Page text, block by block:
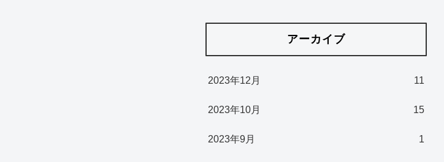
アーカイブ
2023年12月 11
2023年10月 15
2023年9月 1